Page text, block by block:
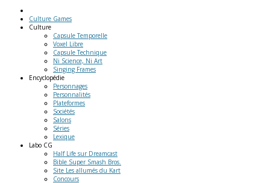
Culture Games
Culture
Capsule Temporelle
Voxel Libre
Capsule Technique
Ni Science, Ni Art
Singing Frames
Encyclopédie
Personnages
Personnalités
Plateformes
Sociétés
Salons
Séries
Lexique
Labo CG
Half Life sur Dreamcast
Bible Super Smash Bros.
Site Les allumés du Kart
Concours